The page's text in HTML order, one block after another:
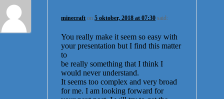
minecraft on5 oktober, 2018 at 07:30 said:
You really make it seem so easy with
your presentation but I find this matter
to
be really something that I think I
would never understand.
It seems too complex and very broad
for me. I am looking forward for